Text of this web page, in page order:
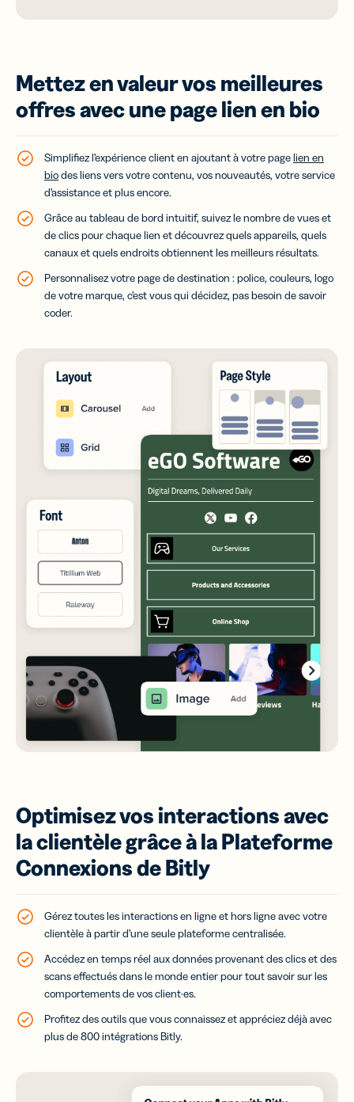
Mettez en valeur vos meilleures
offres avec une page lien en bio
Simplifiez l’expérience client en ajoutant à votre pagelien en
biodes liens vers votre contenu, vos nouveautés, votre service
d’assistance et plus encore.
Grâce au tableau de bord intuitif, suivez le nombre de vues et
de clics pour chaque lien et découvrez quels appareils, quels
canaux et quels endroits obtiennent les meilleurs résultats.
Personnalisez votre page de destination : police, couleurs, logo
de votre marque, c’est vous qui décidez, pas besoin de savoir
coder.
Optimisez vos interactions avec
la clientèle grâce à la Plateforme
Connexions de Bitly
Gérez toutes les interactions en ligne et hors ligne avec votre
clientèle à partir d’une seule plateforme centralisée.
Accédez en temps réel aux données provenant des clics et des
scans effectués dans le monde entier pour tout savoir sur les
comportements de vos client·es.
Profitez des outils que vous connaissez et appréciez déjà avec
plus de 800 intégrations Bitly.